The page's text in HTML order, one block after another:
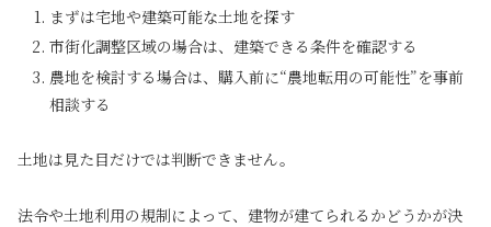
まずは宅地や建築可能な土地を探す
市街化調整区域の場合は、建築できる条件を確認する
農地を検討する場合は、購入前に“農地転用の可能性”を事前
相談する
土地は見た目だけでは判断できません。
法令や土地利用の規制によって、建物が建てられるかどうかが決